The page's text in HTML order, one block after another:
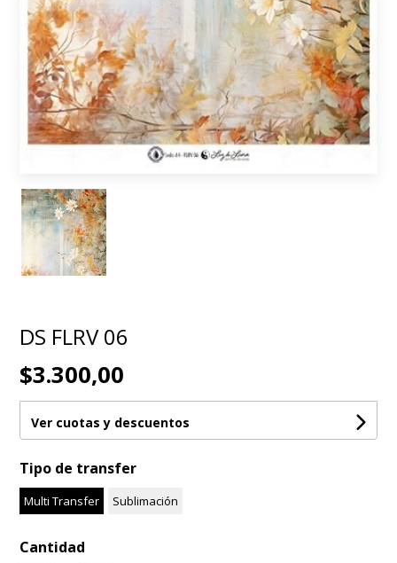
DS FLRV 06
$3.300,00
Ver cuotas y descuentos
Tipo de transfer
Multi Transfer Sublimación
Cantidad